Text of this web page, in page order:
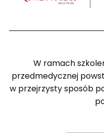
W ramach
przedmedycznej
w przejrzysty sposób